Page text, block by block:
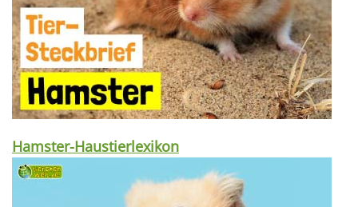
Hamster-Haustierlexikon